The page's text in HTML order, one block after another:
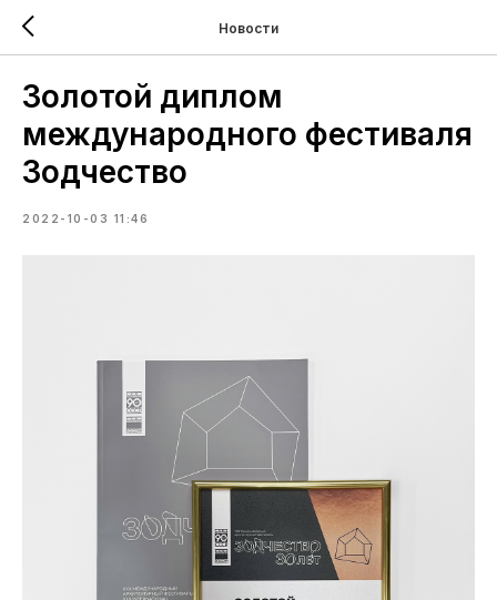
Новости
Золотой диплом
международного фестиваля
Зодчество
2022-10-03 11:46